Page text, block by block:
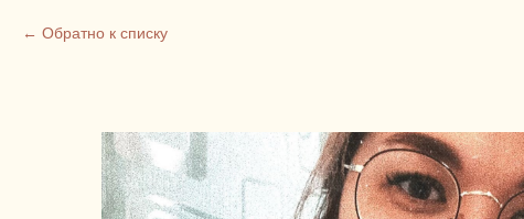
Обратно к списку